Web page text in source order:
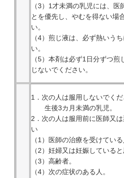
（3）1才未満の乳児には、医
とを優先し、やむを得ない場
い。
（4）煎じ液は、必ず熱いう
い。
（5）本剤は必ず1日分ずつ
じないでください。
1．次の人は服用しないでく
生後3カ月未満の乳児。
2．次の人は服用前に医師又
い
（1）医師の治療を受けている
（2）妊婦又は妊娠していると
（3）高齢者。
（4）次の症状のある人。